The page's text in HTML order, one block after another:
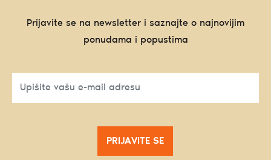
Prijavite se na newsletter i saznajte o najnovijim
ponudama i popustima
PRIJAVITE SE